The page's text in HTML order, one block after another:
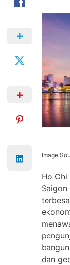
Image
Ho Chi
Saigon
dan